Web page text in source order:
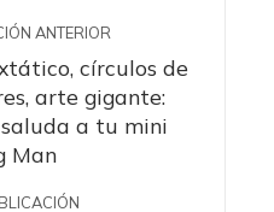
ANTERIOR
círculos de
arte gigante:
a tu mini
Man